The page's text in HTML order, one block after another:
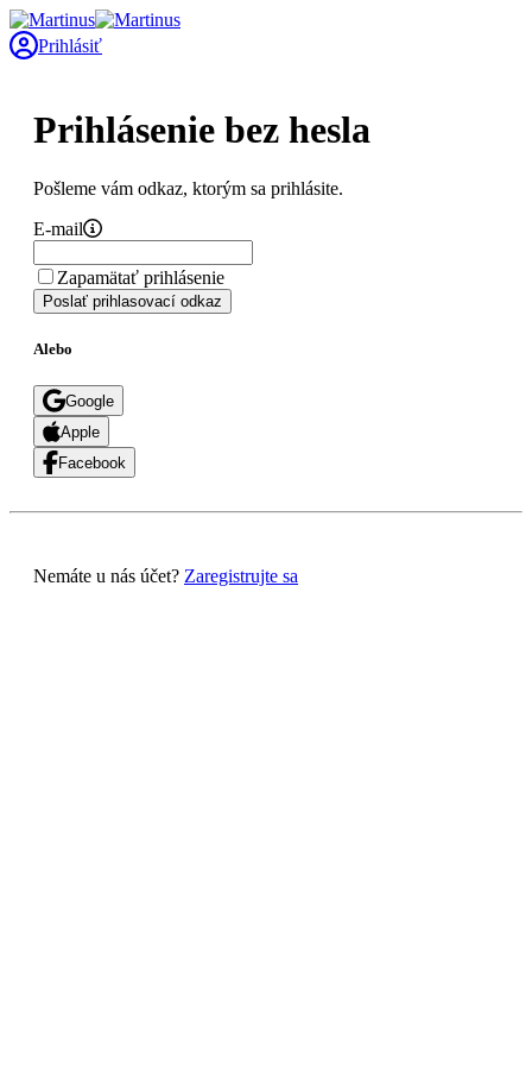
Prihlásiť
Prihlásenie bez hesla
Pošleme vám odkaz, ktorým sa prihlásite.
E-mail
Zapamätať prihlásenie
Poslať prihlasovací odkaz
Alebo
Google
Apple
Facebook
Nemáte u nás účet? Zaregistrujte sa